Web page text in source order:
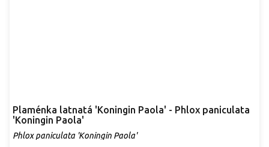
Plaménka latnatá 'Koningin Paola' - Phlox paniculata
'Koningin Paola'
Phlox paniculata 'Koningin Paola'